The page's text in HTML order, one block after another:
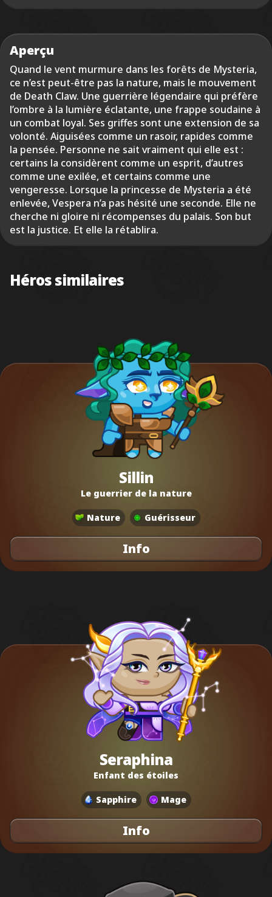
Aperçu
Quand le vent murmure dans les forêts de Mysteria,
ce n’est peut-être pas la nature, mais le mouvement
de Death Claw. Une guerrière légendaire qui préfère
l’ombre à la lumière éclatante, une frappe soudaine à
un combat loyal. Ses griffes sont une extension de sa
volonté. Aiguisées comme un rasoir, rapides comme
la pensée. Personne ne sait vraiment qui elle est :
certains la considèrent comme un esprit, d’autres
comme une exilée, et certains comme une
vengeresse. Lorsque la princesse de Mysteria a été
enlevée, Vespera n’a pas hésité une seconde. Elle ne
cherche ni gloire ni récompenses du palais. Son but
est la justice. Et elle la rétablira.
Héros similaires
Sillin
Le guerrier de la nature
Nature Guérisseur
Info
Seraphina
Enfant des étoiles
Sapphire Mage
Info